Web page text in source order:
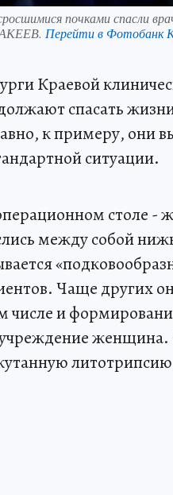
почками спасли
Перейти в Фотобанк
Краевой
спасать
к примеру, они
ситуации.
столе -
между собой
Чаще других
числе и
женщина.